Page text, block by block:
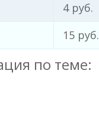
4 руб.
15 руб.
по теме: